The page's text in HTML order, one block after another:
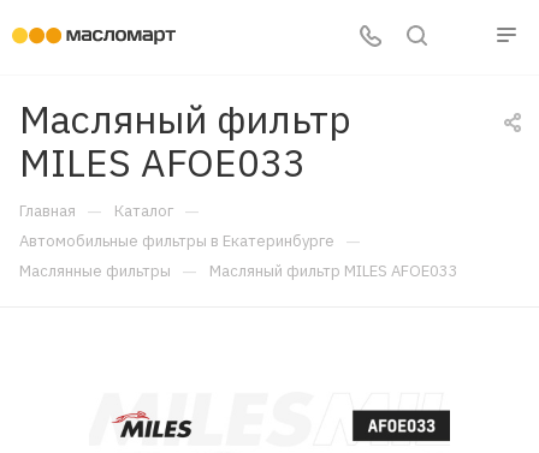
Масляный фильтр
MILES AFOE033
Главная — Каталог —
Автомобильные фильтры в Екатеринбурге —
Маслянные фильтры — Масляный фильтр MILES AFOE033